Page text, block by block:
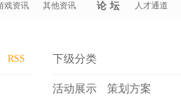
戏资讯
其他资讯 论坛
人才通道
RSS 下级分类
活动展示 策划方案